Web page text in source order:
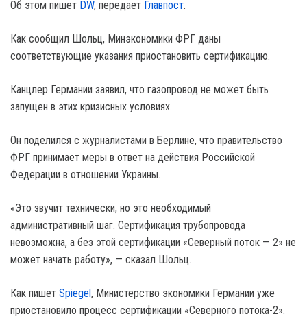
Об этом пишет DW, передает Главпост.
Как сообщил Шольц, Минэкономики ФРГ даны
соответствующие указания приостановить сертификацию.
Канцлер Германии заявил, что газопровод не может быть
запущен в этих кризисных условиях.
Он поделился с журналистами в Берлине, что правительство
ФРГ принимает меры в ответ на действия Российской
Федерации в отношении Украины.
«Это звучит технически, но это необходимый
административный шаг. Сертификация трубопровода
невозможна, а без этой сертификации «Северный поток — 2» не
может начать работу», — сказал Шольц.
Как пишет Spiegel, Министерство экономики Германии уже
приостановило процесс сертификации «Северного потока-2».